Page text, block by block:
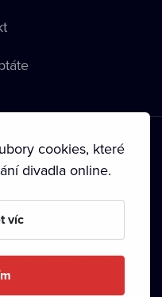
• Zásady používání
•
cookies, které
divadla online.
víc